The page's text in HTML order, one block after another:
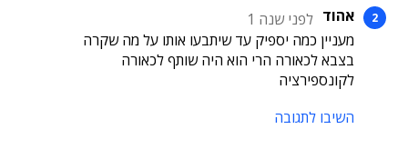
אהוד לפני שנה 1
מעניין כמה יספיק עד שיתבעו אותו על מה שקרה
בצבא לכאורה הרי הוא היה שותף לכאורה
לקונספירציה
השיבו לתגובה